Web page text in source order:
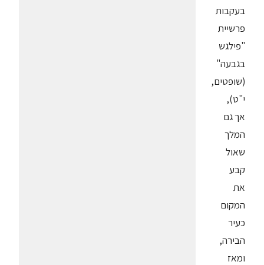
בעקבות
פרשיית
"פילגש
בגבעה"
(שופטים,
י"ט),
אך גם
המלך
שאול
קבע
את
המקום
כעיר
הבירה,
ומאז